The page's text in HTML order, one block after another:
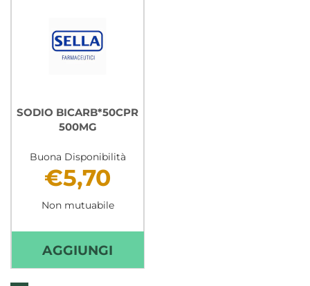
SODIO BICARB*50CPR
500MG
Buona Disponibilità
€5,70
Non mutuabile
AGGIUNGI
BICARB*50CPR